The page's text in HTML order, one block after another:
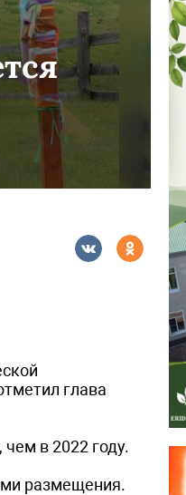
глава
в 2022 году.
размещения.